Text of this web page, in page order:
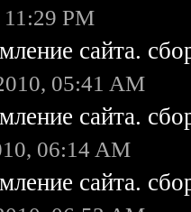
PM
сайта.
05:41 AM
сайта.
06:14 AM
сайта.